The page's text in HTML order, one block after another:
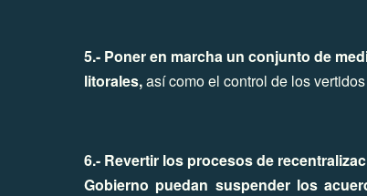
5.- Poner en marcha un conjunto de
litorales,así como el control de los
6.- Revertir los procesos de
Gobierno puedan suspender los